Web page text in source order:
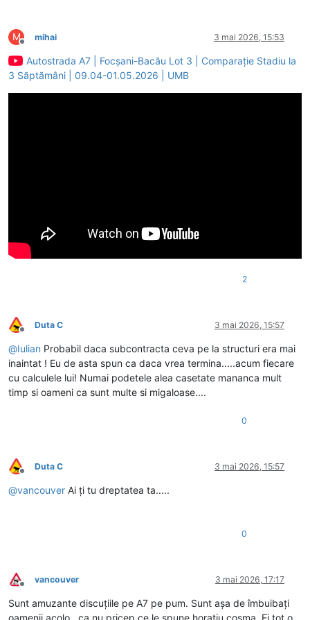
M
Deconectat
mihai 3 mai 2026, 15:53
Autostrada A7 | Focșani-Bacău Lot 3 | Comparație Stadiu la
3 Săptămâni | 09.04-01.05.2026 | UMB
2
Deconectat
Duta C 3 mai 2026, 15:57
@Iulian Probabil daca subcontracta ceva pe la structuri era mai
inaintat ! Eu de asta spun ca daca vrea termina.....acum fiecare
cu calculele lui! Numai podetele alea casetate mananca mult
timp si oameni ca sunt multe si migaloase....
0
Deconectat
Duta C 3 mai 2026, 15:57
@vancouver Ai ți tu dreptatea ta.....
0
Deconectat
vancouver 3 mai 2026, 17:17
Sunt amuzante discuțiile pe A7 pe pum. Sunt așa de îmbuibați
oamenii acolo , ca nu pricep ce le spune horațiu cosma. Ei tot o